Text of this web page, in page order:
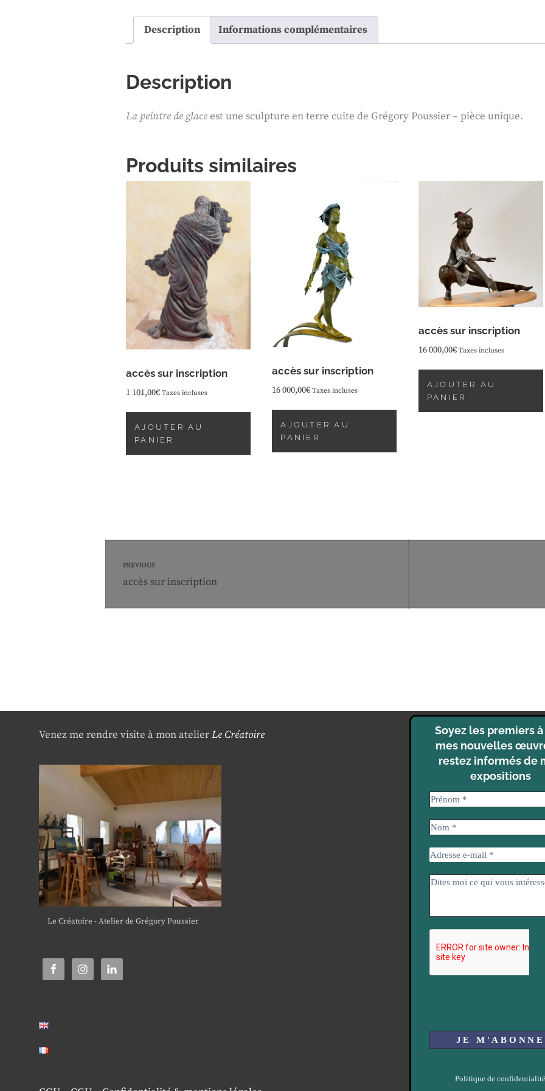
Description Informations complémentaires
Description
La peintre de glaceest une sculpture en terre cuite de Grégory Poussier – pièce unique.
Produits similaires
accès sur inscription
1 101,00€ Taxes incluses
AJOUTER AU
PANIER
accès sur inscription
16 000,00€ Taxes incluses
AJOUTER AU
PANIER
accès sur inscription
16 000,00€ Taxes incluses
AJOUTER AU
PANIER
de
l’article
PREVIOUS
Previous
accès sur inscription
Venez me rendre visite à mon atelierLe Créatoire
Le Créatoire - Atelier de Grégory Poussier
Soyez les premiers
mes nouvelles
restez informés de
expositions
Politique de confidentialité